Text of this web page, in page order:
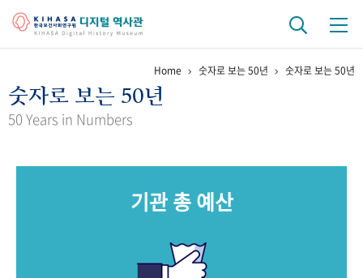
걸어온 길 기관 변천사 역대 기관장
키워드로 보는 연구 역사
Home 숫자로 보는 50년 숫자로 보는 50년
숫자로 보는 50년
50 Years in Numbers
기관 총 예산